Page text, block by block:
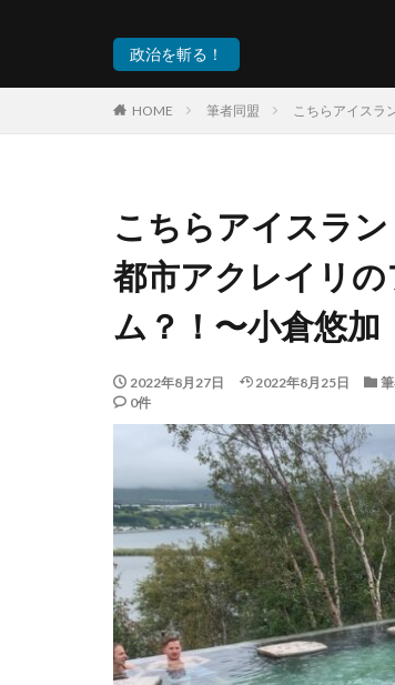
政治を斬る！
HOME 筆者同盟 こちらアイスラ
こちらアイスラ
都市アクレイリ
ム？！〜小倉悠加
2022年8月27日 2022年8月25日
0件